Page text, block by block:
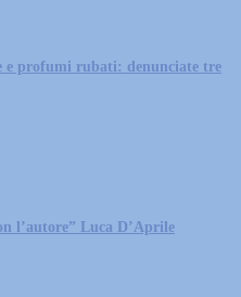
e profumi rubati: denunciate tre
l’autore” Luca D’Aprile